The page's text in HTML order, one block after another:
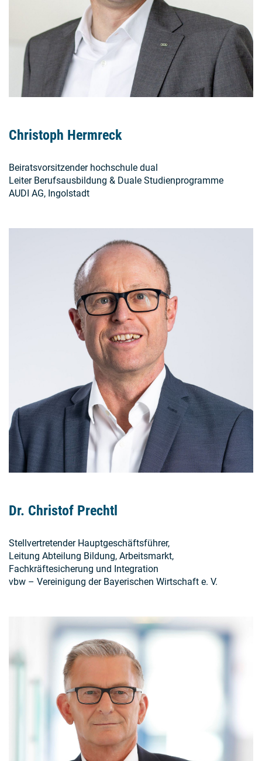
Christoph Hermreck
Beiratsvorsitzender hochschule dual
Leiter Berufsausbildung & Duale Studienprogramme
AUDI AG, Ingolstadt
Dr. Christof Prechtl
Stellvertretender Hauptgeschäftsführer,
Leitung Abteilung Bildung, Arbeitsmarkt,
Fachkräftesicherung und Integration
vbw – Vereinigung der Bayerischen Wirtschaft e. V.